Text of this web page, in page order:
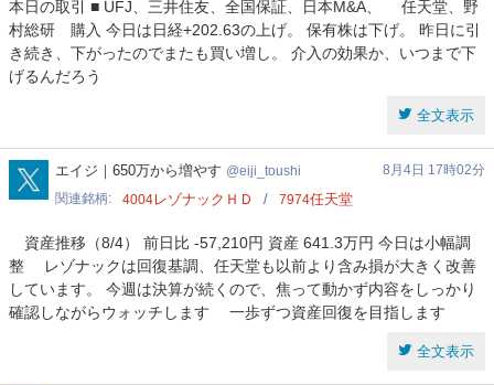
本日の取引 ■ UFJ、三井住友、全国保証、日本M&A、 任天堂、野
村総研 購入 今日は日経+202.63の上げ。 保有株は下げ。 昨日に引
き続き、下がったのでまたも買い増し。 介入の効果か、いつまで下
げるんだろう
全文表示
eiji_toushi
エイジ｜650万から増やす eiji_toushi
8月4日 17時02分
関連銘柄
4004レゾナックＨＤ 7974任天堂
資産推移（8/4） 前日比 -57,210円 資産 641.3万円 今日は小幅調
整 レゾナックは回復基調、任天堂も以前より含み損が大きく改善
しています。 今週は決算が続くので、焦って動かず内容をしっかり
確認しながらウォッチします 一歩ずつ資産回復を目指します
全文表示